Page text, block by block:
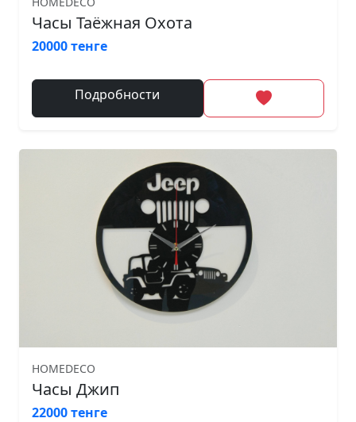
Часы Таёжная Охота
20000 тенге
Подробности
HOMEDECO
Часы Джип
22000 тенге